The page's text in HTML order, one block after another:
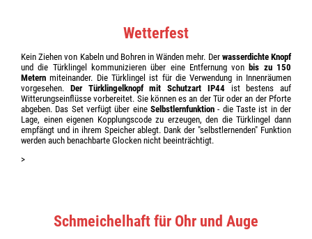
Wetterfest
Kein Ziehen von Kabeln und Bohren in Wänden mehr. Der wasserdichte Knopf
und die Türklingel kommunizieren über eine Entfernung von bis zu 150
Metern miteinander. Die Türklingel ist für die Verwendung in Innenräumen
vorgesehen. Der Türklingelknopf mit Schutzart IP44ist bestens auf
Witterungseinflüsse vorbereitet. Sie können es an der Tür oder an der Pforte
abgeben. Das Set verfügt über eine Selbstlernfunktion - die Taste ist in der
Lage, einen eigenen Kopplungscode zu erzeugen, den die Türklingel dann
empfängt und in ihrem Speicher ablegt. Dank der "selbstlernenden" Funktion
werden auch benachbarte Glocken nicht beeinträchtigt.
>
Schmeichelhaft für Ohr und Auge